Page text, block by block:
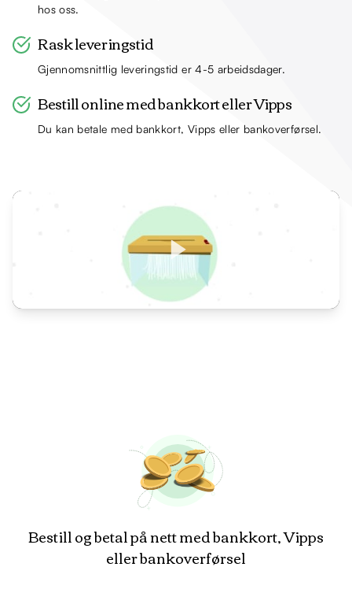
hos oss.
Rask leveringstid
Gjennomsnittlig leveringstid er 4-5 arbeidsdager.
Bestill online med bankkort eller Vipps
Du kan betale med bankkort, Vipps eller bankoverførsel.
Bestill og betal på nett med bankkort, Vipps
eller bankoverførsel